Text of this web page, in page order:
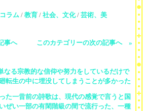
コラム / 教育 / 社会、文化/ 芸術、美
事へ このカテゴリーの次の記事へ »
なる宗教的な信仰や努力をしているだけで
転生の中に埋没してしまうことが多かった
た一昔前の詩歌は、現代の感覚で言うと国
ぜい一部の有閑階級の間で流行った、一種